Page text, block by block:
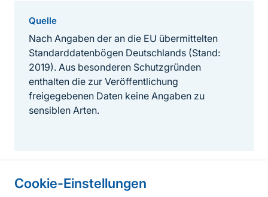
Cookie-Einstellungen
Quelle
Nach Angaben der an die EU übermittelten
Standarddatenbögen Deutschlands (Stand:
2019). Aus besonderen Schutzgründen
enthalten die zur Veröffentlichung
freigegebenen Daten keine Angaben zu
sensiblen Arten.
Informationen zur Seite